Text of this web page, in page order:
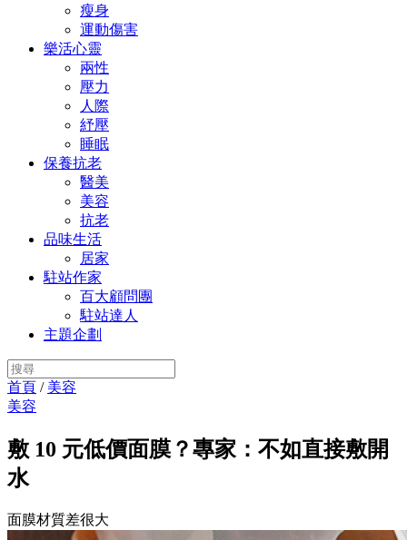
瘦身
運動傷害
樂活心靈
兩性
壓力
人際
紓壓
睡眠
保養抗老
醫美
美容
抗老
品味生活
居家
駐站作家
百大顧問團
駐站達人
主題企劃
首頁 / 美容
美容
敷 10 元低價面膜？專家：不如直接敷開
水
面膜材質差很大